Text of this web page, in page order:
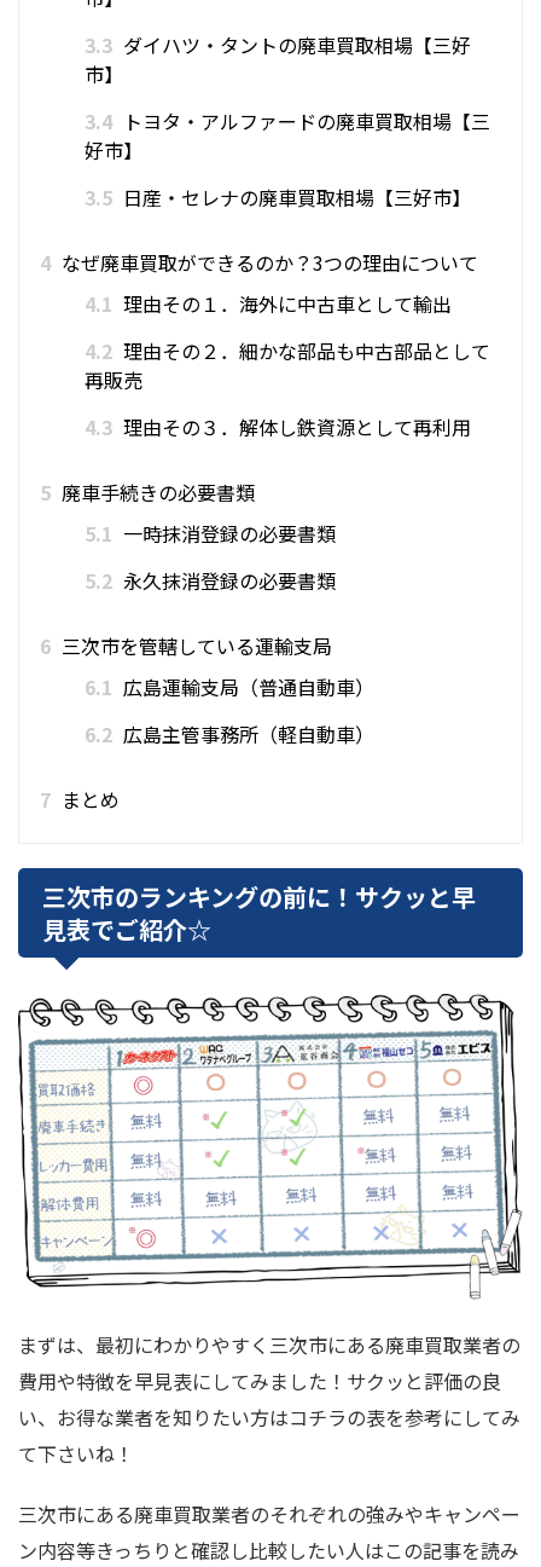
3.3 ダイハツ・タントの廃車買取相場【三好
市】
3.4 トヨタ・アルファードの廃車買取相場【三
好市】
3.5 日産・セレナの廃車買取相場【三好市】
4 なぜ廃車買取ができるのか？3つの理由について
4.1 理由その１．海外に中古車として輸出
4.2 理由その２．細かな部品も中古部品として
再販売
4.3 理由その３．解体し鉄資源として再利用
5 廃車手続きの必要書類
5.1 一時抹消登録の必要書類
5.2 永久抹消登録の必要書類
6 三次市を管轄している運輸支局
6.1 広島運輸支局（普通自動車）
6.2 広島主管事務所（軽自動車）
7 まとめ
三次市のランキングの前に！サクッと早
見表でご紹介☆
まずは、最初にわかりやすく三次市にある廃車買取業者の
費用や特徴を早見表にしてみました！サクッと評価の良
い、お得な業者を知りたい方はコチラの表を参考にしてみ
て下さいね！
三次市にある廃車買取業者のそれぞれの強みやキャンペー
ン内容等きっちりと確認し比較したい人はこの記事を読み